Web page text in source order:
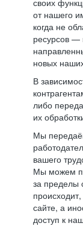
своих
от нашего
когда не
ресурсов —
новых
В
либо
их
Мы
вашего
Мы можем
за пределы
сайте, а
доступ к